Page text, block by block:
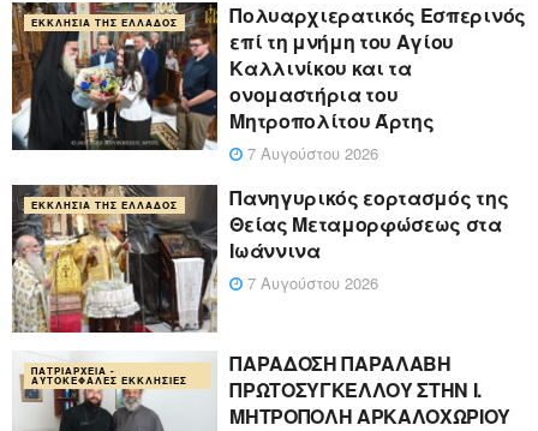
ΕΚΚΛΗΣΊΑ ΤΗΣ ΕΛΛΆΔΟΣ
Πολυαρχιερατικός Εσπερινός
επί τη μνήμη του Αγίου
Καλλινίκου και τα
ονομαστήρια του
Μητροπολίτου Άρτης
7 Αυγούστου 2026
ΕΚΚΛΗΣΊΑ ΤΗΣ ΕΛΛΆΔΟΣ
Πανηγυρικός εορτασμός της
Θείας Μεταμορφώσεως στα
Ιωάννινα
7 Αυγούστου 2026
ΠΑΤΡΙΑΡΧΕΊΑ -
ΑΥΤΟΚΈΦΑΛΕΣ ΕΚΚΛΗΣΊΕΣ
ΠΑΡΑΔΟΣΗ ΠΑΡΑΛΑΒΗ
ΠΡΩΤΟΣΥΓΚΕΛΛΟΥ ΣΤΗΝ Ι.
ΜΗΤΡΟΠΟΛΗ ΑΡΚΑΛΟΧΩΡΙΟΥ